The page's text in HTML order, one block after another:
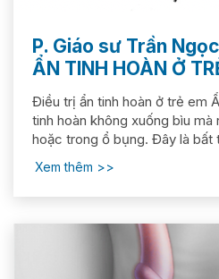
P. Giáo sư Trần
ẨN TINH HOÀN Ở
Điều trị ẩn tinh hoàn ở trẻ em
tinh hoàn không xuống bìu mà
hoặc trong ổ bụng. Đây là bất
biến ở trẻ trai, nếu không
sớm tinh hoàn ẩn sẽ phát triển
hoặc...
Xem thêm